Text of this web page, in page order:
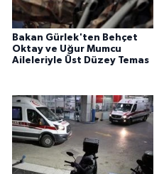
Bakan Gürlek'ten Behçet
Oktay ve Uğur Mumcu
Aileleriyle Üst Düzey Temas